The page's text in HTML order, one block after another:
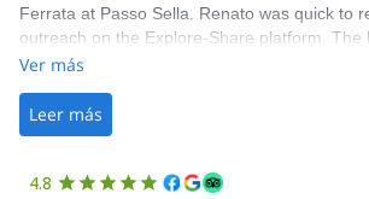
Ferrata at Passo Sella. Renato was quick to
outreach on the Explore-Share platform. The
was straightforward, and once Patrick was
the platform.
Ver más
Leer más
4.8